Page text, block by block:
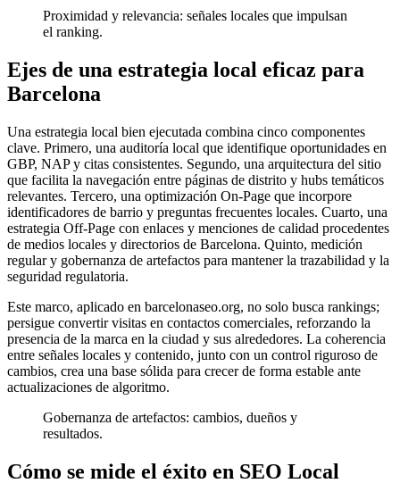
Proximidad y relevancia: señales locales que impulsan
el ranking.
Ejes de una estrategia local eficaz para
Barcelona
Una estrategia local bien ejecutada combina cinco componentes
clave. Primero, una auditoría local que identifique oportunidades en
GBP, NAP y citas consistentes. Segundo, una arquitectura del sitio
que facilita la navegación entre páginas de distrito y hubs temáticos
relevantes. Tercero, una optimización On-Page que incorpore
identificadores de barrio y preguntas frecuentes locales. Cuarto, una
estrategia Off-Page con enlaces y menciones de calidad procedentes
de medios locales y directorios de Barcelona. Quinto, medición
regular y gobernanza de artefactos para mantener la trazabilidad y la
seguridad regulatoria.
Este marco, aplicado en barcelonaseo.org, no solo busca rankings;
persigue convertir visitas en contactos comerciales, reforzando la
presencia de la marca en la ciudad y sus alrededores. La coherencia
entre señales locales y contenido, junto con un control riguroso de
cambios, crea una base sólida para crecer de forma estable ante
actualizaciones de algoritmo.
Gobernanza de artefactos: cambios, dueños y
resultados.
Cómo se mide el éxito en SEO Local